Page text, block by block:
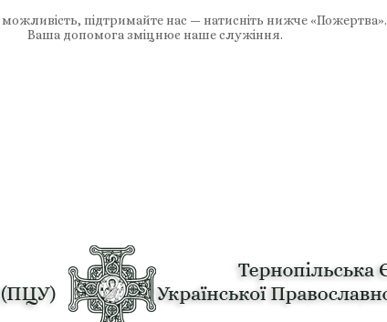
підтримайте нас — натисніть нижче «Пожертва».
Ваша допомога зміцнює наше служіння.